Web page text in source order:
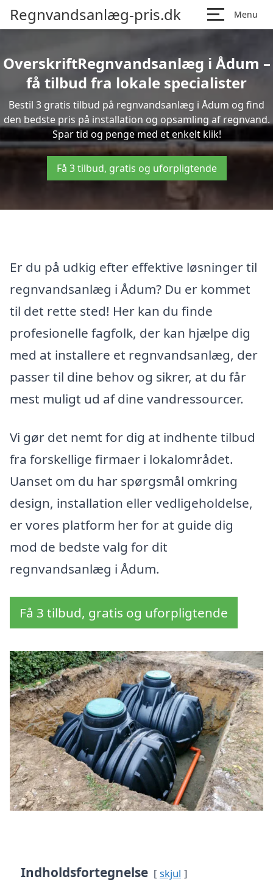
Regnvandsanlæg-pris.dk Menu
OverskriftRegnvandsanlæg i Ådum –
få tilbud fra lokale specialister
Bestil 3 gratis tilbud på regnvandsanlæg i Ådum og find
den bedste pris på installation og opsamling af regnvand.
Spar tid og penge med et enkelt klik!
Få 3 tilbud, gratis og uforpligtende
Er du på udkig efter effektive løsninger til
regnvandsanlæg i Ådum? Du er kommet
til det rette sted! Her kan du finde
profesionelle fagfolk, der kan hjælpe dig
med at installere et regnvandsanlæg, der
passer til dine behov og sikrer, at du får
mest muligt ud af dine vandressourcer.
Vi gør det nemt for dig at indhente tilbud
fra forskellige firmaer i lokalområdet.
Uanset om du har spørgsmål omkring
design, installation eller vedligeholdelse,
er vores platform her for at guide dig
mod de bedste valg for dit
regnvandsanlæg i Ådum.
Få 3 tilbud, gratis og uforpligtende
Indholdsfortegnelse skjul